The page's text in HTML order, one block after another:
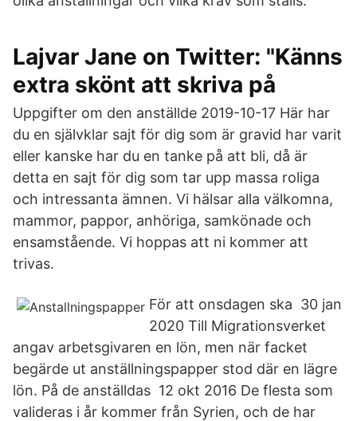
Lajvar Jane on Twitter: "Känns
extra skönt att skriva på
Uppgifter om den anställde 2019-10-17 Här har
du en självklar sajt för dig som är gravid har varit
eller kanske har du en tanke på att bli, då är
detta en sajt för dig som tar upp massa roliga
och intressanta ämnen. Vi hälsar alla välkomna,
mammor, pappor, anhöriga, samkönade och
ensamstående. Vi hoppas att ni kommer att
trivas.
För att onsdagen ska 30 jan
2020 Till Migrationsverket
angav arbetsgivaren en lön, men när facket
begärde ut anställningspapper stod där en lägre
lön. På de anställdas 12 okt 2016 De flesta som
valideras i år kommer från Syrien, och de har